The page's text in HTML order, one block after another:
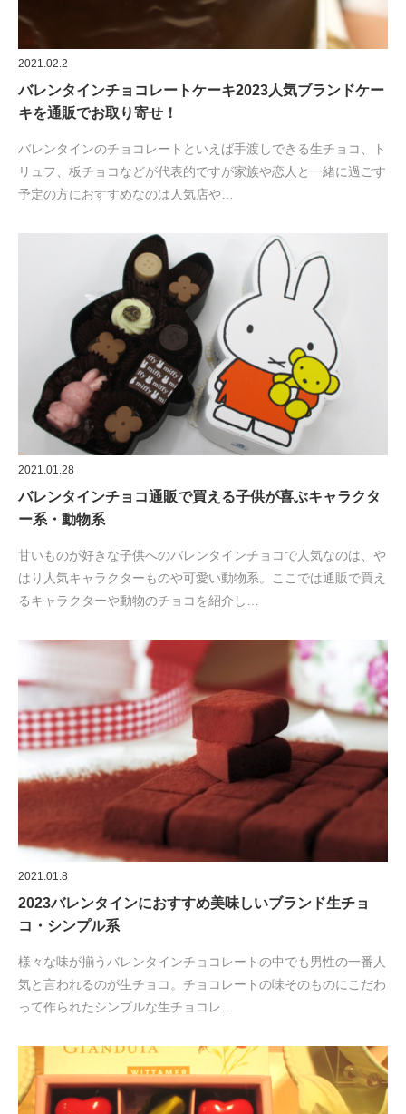
2021.02.2
バレンタインチョコレートケーキ2023人気ブランドケー
キを通販でお取り寄せ！
バレンタインのチョコレートといえば手渡しできる生チョコ、ト
リュフ、板チョコなどが代表的ですが家族や恋人と一緒に過ごす
予定の方におすすめなのは人気店や…
2021.01.28
バレンタインチョコ通販で買える子供が喜ぶキャラクタ
ー系・動物系
甘いものが好きな子供へのバレンタインチョコで人気なのは、や
はり人気キャラクターものや可愛い動物系。ここでは通販で買え
るキャラクターや動物のチョコを紹介し…
2021.01.8
2023バレンタインにおすすめ美味しいブランド生チョ
コ・シンプル系
様々な味が揃うバレンタインチョコレートの中でも男性の一番人
気と言われるのが生チョコ。チョコレートの味そのものにこだわ
って作られたシンプルな生チョコレ…